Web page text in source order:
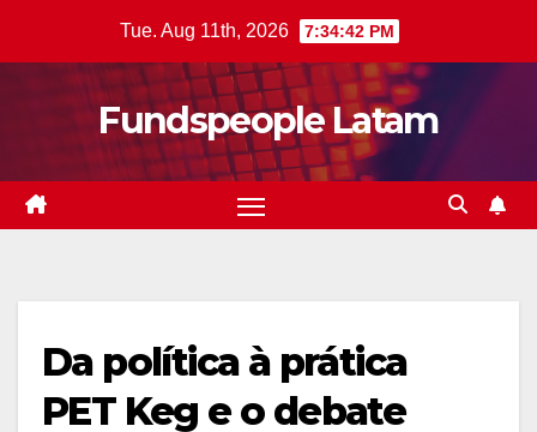
Tue. Aug 11th, 2026 7:34:42 PM
Fundspeople Latam
Da política à prática 
PET Keg e o debate